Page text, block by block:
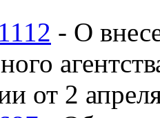
- О
от 2